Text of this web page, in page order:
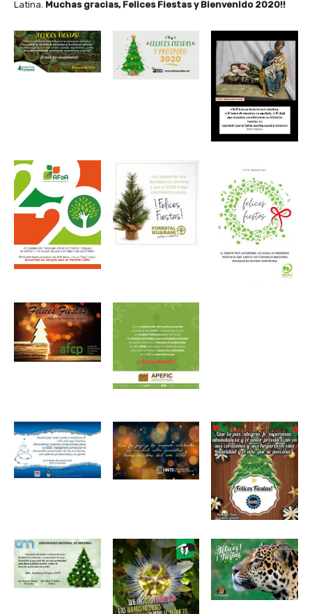
Latina. Muchas gracias, Felices Fiestas y Bienvenido 2020!!